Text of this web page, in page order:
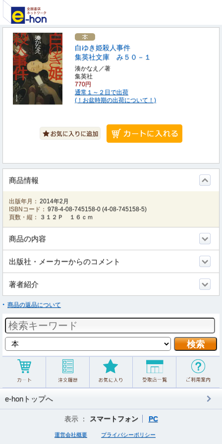
白ゆき姫殺人事件
集英社文庫 み５０－１
湊かなえ／著
集英社
770円
通常１～２日で出荷
(！お盆時期の出荷について！)
商品情報
出版年月： 2014年2月
ISBNコード： 978-4-08-745158-0 (4-08-745158-5)
頁数・縦：
３１２Ｐ １６ｃｍ
商品の内容
出版社・メーカーからのコメント
著者紹介
商品の返品について
e-honトップへ
表示 ： スマートフォン PC
運営会社概要 プライバシーポリシー